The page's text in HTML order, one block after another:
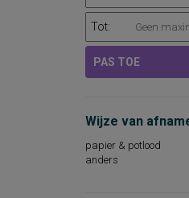
Tot:
PAS TOE
Wijze van
papier & potlood
anders